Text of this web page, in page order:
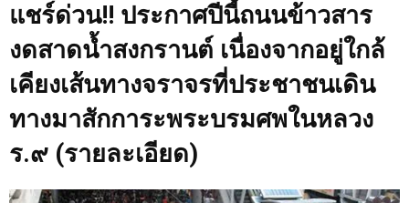
แชร์ด่วน!! ประกาศปีนี้ถนนข้าวสาร
งดสาดน้ำสงกรานต์ เนื่องจากอยู่ใกล้
เคียงเส้นทางจราจรที่ประชาชนเดิน
ทางมาสักการะพระบรมศพในหลวง
ร.๙ (รายละเอียด)